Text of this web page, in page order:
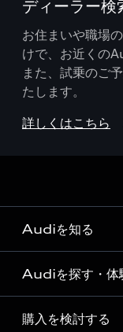
ディーラー検
お住まいや職場
けで、お近くの
また、試乗のご
たします。
詳しくはこちら
Audiを知る
Audi ブランド
Story of Progress
Audiを探す・体
ディーラー検索
購入を検討する